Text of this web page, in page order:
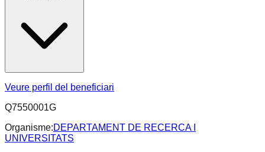
Veure perfil del beneficiari
Q7550001G
Organisme:DEPARTAMENT DE RECERCA I
UNIVERSITATS